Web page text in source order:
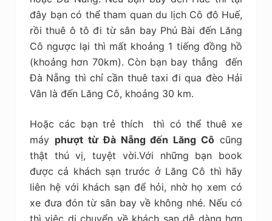
đây bạn có thể tham quan du lịch Cô đô Huế,
rồi thuê ô tô đi từ sân bay Phú Bài đến Lăng
Cô ngược lại thì mất khoảng 1 tiếng đồng hồ
(khoảng hơn 70km). Còn bạn bay thẳng đến
Đà Nẵng thì chỉ cần thuê taxi đi qua đèo Hải
Vân là đến Lăng Cô, khoảng 30 km.
Hoặc các bạn trẻ thích thì có thể thuê xe
máy phượt từ Đà Nẵng đến Lăng Cô cũng
thật thú vị, tuyệt vời.Với những bạn book
được cả khách sạn trước ở Lăng Cô thì hãy
liên hệ với khách sạn để hỏi, nhờ họ xem có
xe đưa đón từ sân bay về không nhé. Nếu có
thì việc di chuyển về khách sạn dễ dàng hơn